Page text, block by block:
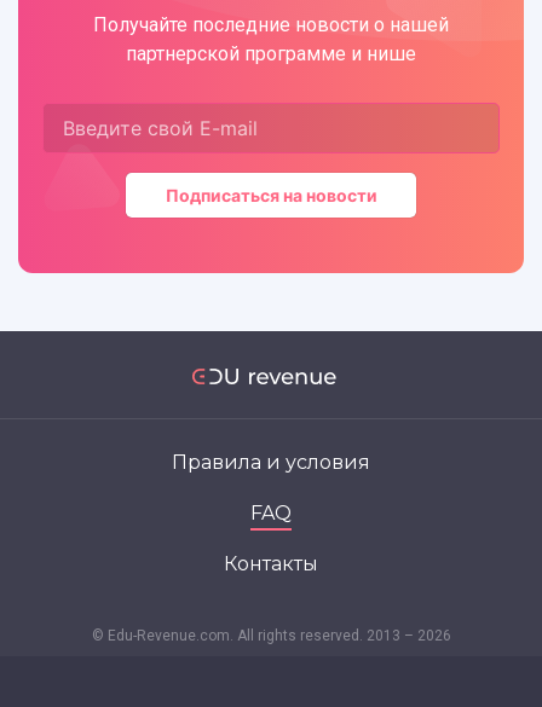
Получайте последние новости о нашей
партнерской программе и нише
Подписаться на новости
Правила и условия
FAQ
Контакты
© Edu-Revenue.com. All rights reserved. 2013 – 2026